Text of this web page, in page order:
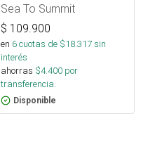
Sea To Summit
$ 109.900
en 6cuotas de $18.317sin
interés
ahorras $4.400 por
transferencia.
Disponible